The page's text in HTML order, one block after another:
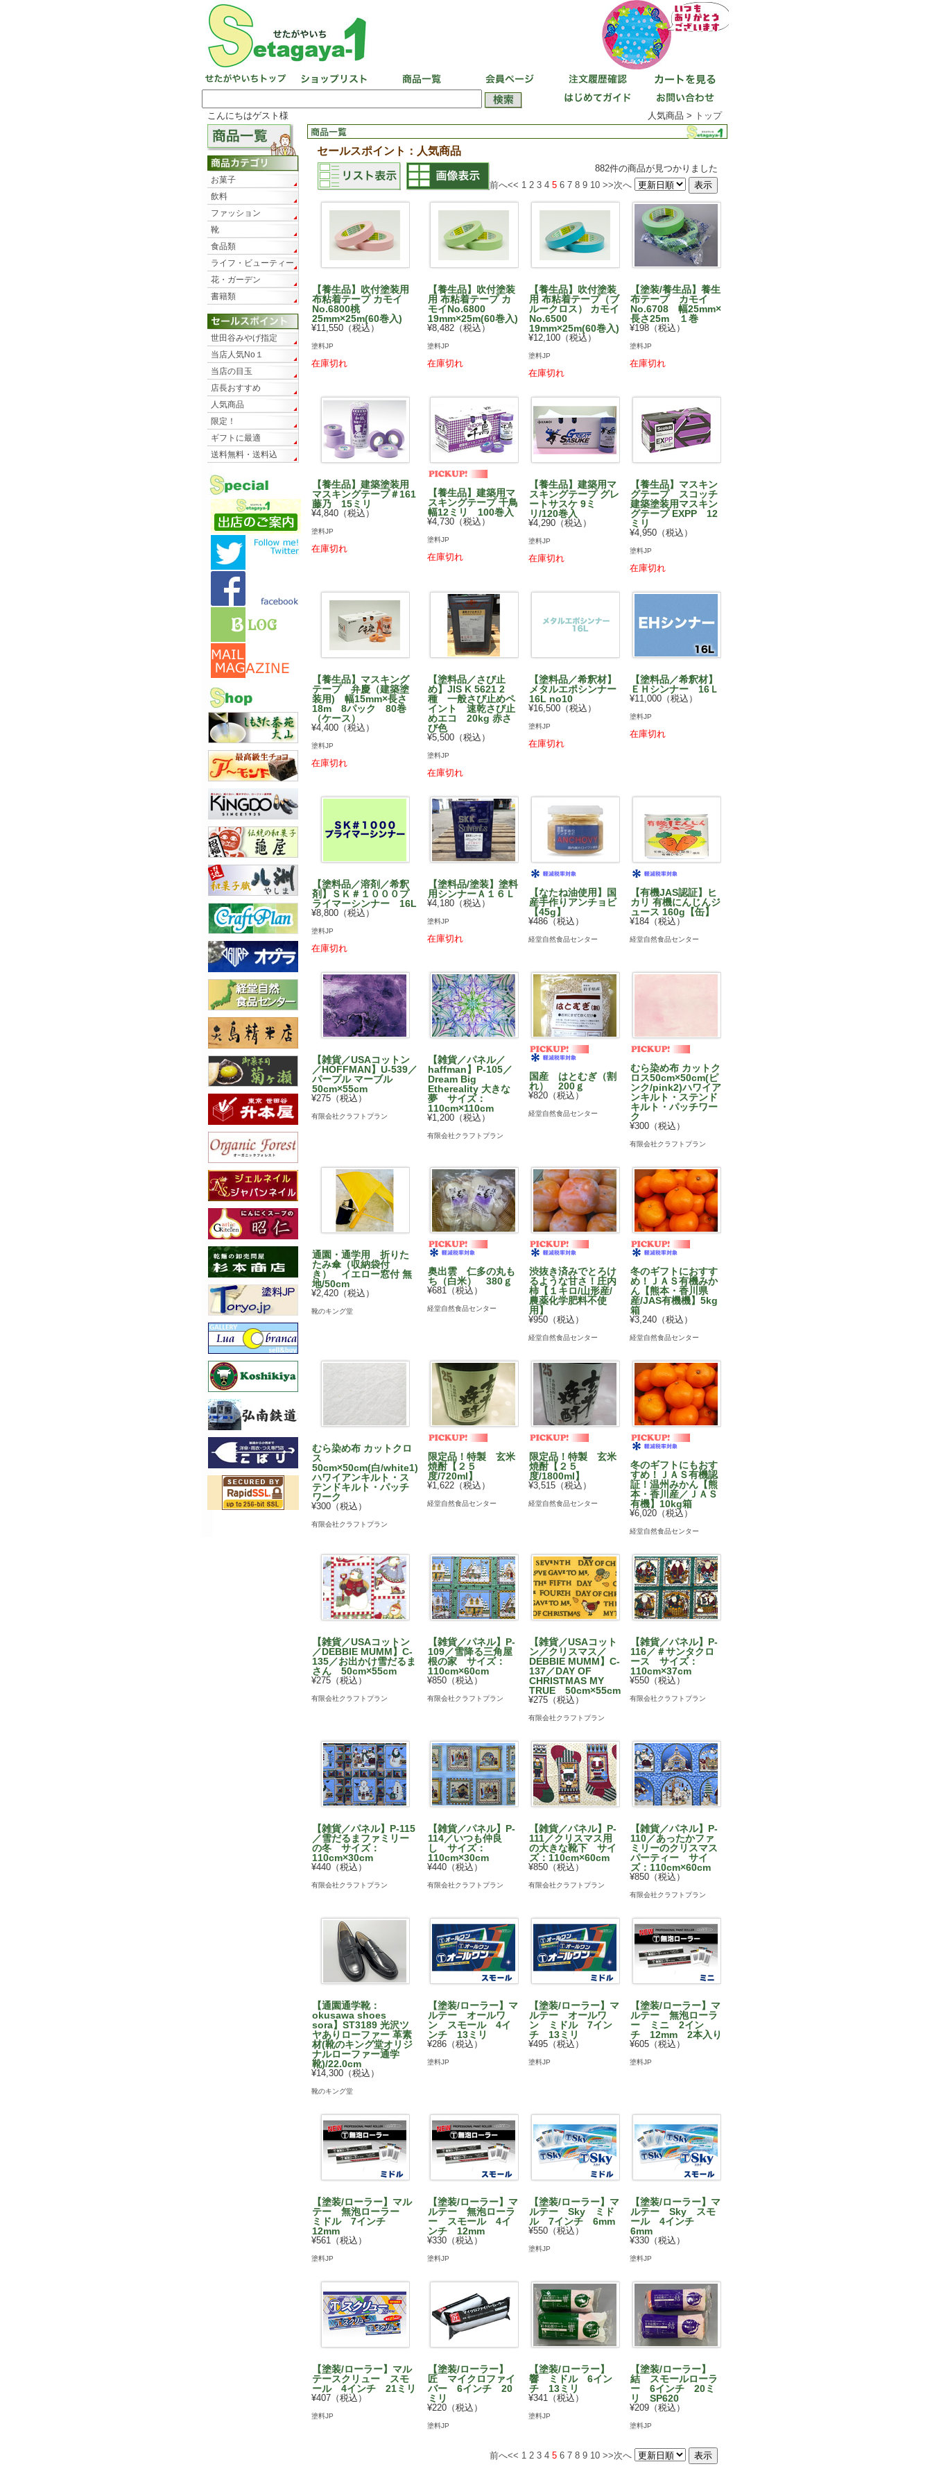
こんにちはゲスト様 人気商品 > トップ
セールスポイント：人気商品
882件の商品が見つかりました
前へ<< 1 2 3 4 5 6 7 8 9 10 >>次へ
【養生品】吹付塗装用
布粘着テープ カモイ
No.6800桃
25mm×25m(60巻入)
¥11,550（税込）
塗料JP
在庫切れ
【養生品】吹付塗装
用 布粘着テープ カ
モイNo.6800
19mm×25m(60巻入)
¥8,482（税込）
塗料JP
在庫切れ
【養生品】吹付塗装
用 布粘着テープ（ブ
ルークロス） カモイ
No.6500
19mm×25m(60巻入)
¥12,100（税込）
塗料JP
在庫切れ
【塗装/養生品】養生
布テープ カモイ
No.6708 幅25mm×
長さ25m １巻
¥198（税込）
塗料JP
在庫切れ
【養生品】建築塗装用
マスキングテープ＃161
藤乃 15ミリ
¥4,840（税込）
塗料JP
在庫切れ
【養生品】建築用マ
スキングテープ 千鳥
幅12ミリ 100巻入
¥4,730（税込）
塗料JP
在庫切れ
【養生品】建築用マ
スキングテープ グレ
ートサスケ 9ミ
リ/120巻入
¥4,290（税込）
塗料JP
在庫切れ
【養生品】マスキン
グテープ スコッチ
建築塗装用マスキン
グテープ EXPP 12
ミリ
¥4,950（税込）
塗料JP
在庫切れ
【養生品】マスキング
テープ 弁慶（建築塗
装用) 幅15mm×長さ
18m 8パック 80巻
（ケース）
¥4,400（税込）
塗料JP
在庫切れ
【塗料品／さび止
め】JIS K 5621 2
種 一般さび止めペ
イント 速乾さび止
めエコ 20kg 赤さ
び色
¥5,500（税込）
塗料JP
在庫切れ
【塗料品／希釈材】
メタルエポシンナー
16L no10
¥16,500（税込）
塗料JP
在庫切れ
【塗料品／希釈材】
ＥＨシンナー 16Ｌ
¥11,000（税込）
塗料JP
在庫切れ
【塗料品／溶剤／希釈
剤】ＳＫ＃１０００プ
ライマーシンナー 16L
¥8,800（税込）
塗料JP
在庫切れ
【塗料品/塗装】塗料
用シンナーＡ１６Ｌ
¥4,180（税込）
塗料JP
在庫切れ
【なたね油使用】国
産手作りアンチョビ
【45g】
¥486（税込）
経堂自然食品センター
【有機JAS認証】ヒ
カリ 有機にんじんジ
ュース 160g【缶】
¥184（税込）
経堂自然食品センター
【雑貨／USAコットン
／HOFFMAN】U-539／
パープル マーブル
50cm×55cm
¥275（税込）
有限会社クラフトプラン
【雑貨／パネル／
haffman】P-105／
Dream Big
Ethereality 大きな
夢 サイズ：
110cm×110cm
¥1,200（税込）
有限会社クラフトプラン
国産 はとむぎ（割
れ） 200ｇ
¥820（税込）
経堂自然食品センター
むら染め布 カットク
ロス50cm×50cm(ピ
ンク/pink2)ハワイア
ンキルト・ステンド
キルト・パッチワー
ク
¥300（税込）
有限会社クラフトプラン
通園・通学用 折りた
たみ傘（収納袋付
き） イエロー窓付 無
地/50cm
¥2,420（税込）
靴のキング堂
奥出雲 仁多の丸も
ち（白米） 380ｇ
¥681（税込）
経堂自然食品センター
渋抜き済みでとろけ
るような甘さ！庄内
柿【１キロ/山形産/
農薬化学肥料不使
用】
¥950（税込）
経堂自然食品センター
冬のギフトにおすす
め！ＪＡＳ有機みか
ん【熊本・香川県
産/JAS有機機】5kg
箱
¥3,240（税込）
経堂自然食品センター
むら染め布 カットクロ
ス
50cm×50cm(白/white1)
ハワイアンキルト・ス
テンドキルト・パッチ
ワーク
¥300（税込）
有限会社クラフトプラン
限定品！特製 玄米
焼酎【２５
度/720ml】
¥1,622（税込）
経堂自然食品センター
限定品！特製 玄米
焼酎【２５
度/1800ml】
¥3,515（税込）
経堂自然食品センター
冬のギフトにもおす
すめ！ＪＡＳ有機認
証！温州みかん【熊
本・香川産／ＪＡＳ
有機】10kg箱
¥6,020（税込）
経堂自然食品センター
【雑貨／USAコットン
／DEBBIE MUMM】C-
135／お出かけ雪だるま
さん 50cm×55cm
¥275（税込）
有限会社クラフトプラン
【雑貨／パネル】P-
109／雪降る三角屋
根の家 サイズ：
110cm×60cm
¥850（税込）
有限会社クラフトプラン
【雑貨／USAコット
ン／クリスマス／
DEBBIE MUMM】C-
137／DAY OF
CHRISTMAS MY
TRUE 50cm×55cm
¥275（税込）
有限会社クラフトプラン
【雑貨／パネル】P-
116／＃サンタクロ
ース サイズ：
110cm×37cm
¥550（税込）
有限会社クラフトプラン
【雑貨／パネル】P-115
／雪だるまファミリー
の冬 サイズ：
110cm×30cm
¥440（税込）
有限会社クラフトプラン
【雑貨／パネル】P-
114／いつも仲良
し サイズ：
110cm×30cm
¥440（税込）
有限会社クラフトプラン
【雑貨／パネル】P-
111／クリスマス用
の大きな靴下 サイ
ズ：110cm×60cm
¥850（税込）
有限会社クラフトプラン
【雑貨／パネル】P-
110／あったかファ
ミリーのクリスマス
パーティー サイ
ズ：110cm×60cm
¥850（税込）
有限会社クラフトプラン
【通園通学靴：
okusawa shoes
sora】ST3189 光沢ツ
ヤありローファー 革素
材(靴のキング堂オリジ
ナルローファー通学
靴)/22.0cm
¥14,300（税込）
靴のキング堂
【塗装/ローラー】マ
ルテー オールワ
ン スモール 4イ
ンチ 13ミリ
¥286（税込）
塗料JP
【塗装/ローラー】マ
ルテー オールワ
ン ミドル 7イン
チ 13ミリ
¥495（税込）
塗料JP
【塗装/ローラー】マ
ルテー 無泡ローラ
ー ミニ 2イン
チ 12mm 2本入り
¥605（税込）
塗料JP
【塗装/ローラー】マル
テー 無泡ローラー
ミドル 7インチ
12mm
¥561（税込）
塗料JP
【塗装/ローラー】マ
ルテー 無泡ローラ
ー スモール 4イ
ンチ 12mm
¥330（税込）
塗料JP
【塗装/ローラー】マ
ルテー Sky ミド
ル 7インチ 6mm
¥550（税込）
塗料JP
【塗装/ローラー】マ
ルテー Sky スモ
ール 4インチ
6mm
¥330（税込）
塗料JP
【塗装/ローラー】マル
テースクリュー スモ
ール 4インチ 21ミリ
¥407（税込）
塗料JP
【塗装/ローラー】
匠 マイクロファイ
バー 6インチ 20
ミリ
¥220（税込）
塗料JP
【塗装/ローラー】
響 ミドル 6イン
チ 13ミリ
¥341（税込）
塗料JP
【塗装/ローラー】
結 スモールローラ
ー 6インチ 20ミ
リ SP620
¥209（税込）
塗料JP
前へ<< 1 2 3 4 5 6 7 8 9 10 >>次へ
お菓子
飲料
ファッション
靴
食品類
ライフ・ビューティー
花・ガーデン
書籍類
世田谷みやげ指定
当店人気No１
当店の目玉
店長おすすめ
人気商品
限定！
ギフトに最適
送料無料・送料込